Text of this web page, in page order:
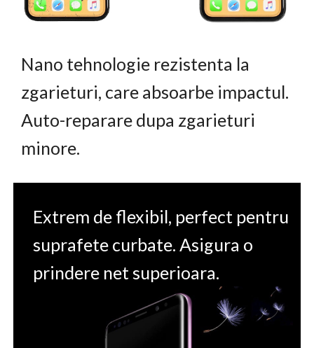
Nano tehnologie rezistenta la
zgarieturi, care absoarbe impactul.
Auto-reparare dupa zgarieturi
minore.
Extrem de flexibil, perfect pentru
suprafete curbate. Asigura o
prindere net superioara.